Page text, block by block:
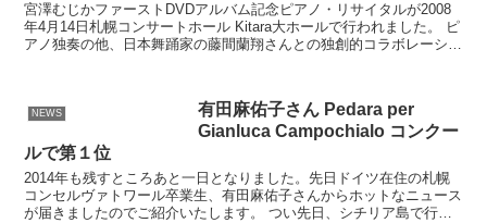
宮澤むじかファーストDVDアルバム記念ピアノ・リサイタルが2008
年4月14日札幌コンサートホール Kitara大ホールで行われました。 ピ
アノ独奏の他、日本舞踊家の藤間蘭翔さんとの独創的コラボレーショ
NEWS
有田麻佑子さん Pedara per
Gianluca Campochialo コンクー
ルで第１位
2014年も残すところあと一日となりました。先日ドイツ在住の札幌
コンセルヴァトワール卒業生、有田麻佑子さんからホットなニュース
が届きましたのでご紹介いたします。 つい先日、シチリア島で行わ